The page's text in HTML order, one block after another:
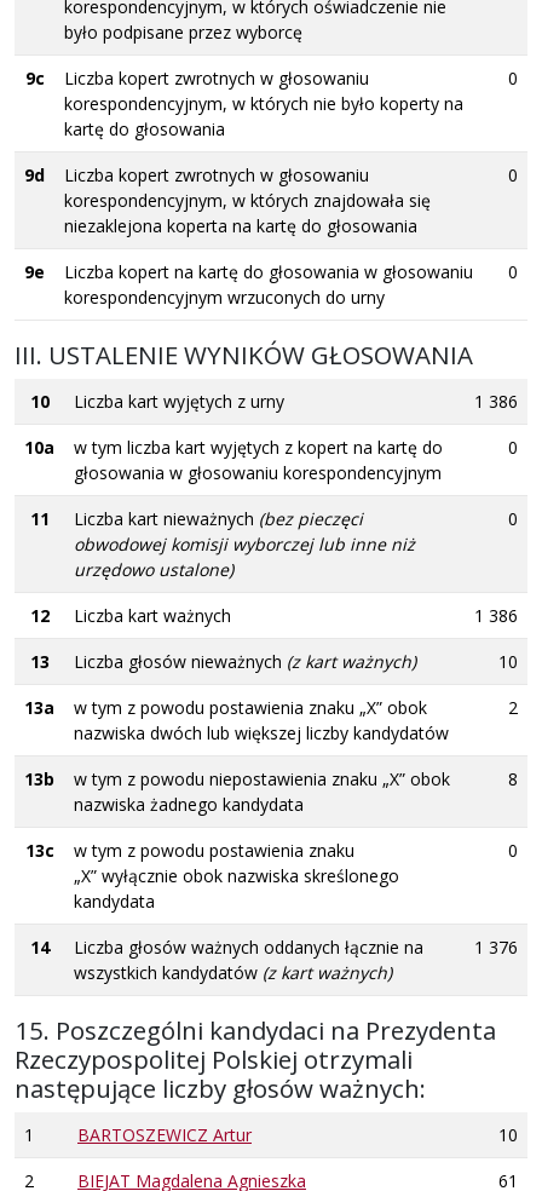
korespondencyjnym, w których oświadczenie nie
było podpisane przez wyborcę
9c
Liczba kopert zwrotnych w głosowaniu
korespondencyjnym, w których nie było koperty na
kartę do głosowania
0
9d
Liczba kopert zwrotnych w głosowaniu
korespondencyjnym, w których znajdowała się
niezaklejona koperta na kartę do głosowania
0
9e
Liczba kopert na kartę do głosowania w głosowaniu
korespondencyjnym wrzuconych do urny
0
III. USTALENIE WYNIKÓW GŁOSOWANIA
10 Liczba kart wyjętych z urny
1 386
10a
w tym liczba kart wyjętych z kopert na kartę do
głosowania w głosowaniu korespondencyjnym
0
11 Liczba kart nieważnych (bez pieczęci
obwodowej komisji wyborczej lub inne niż
urzędowo ustalone)
0
12 Liczba kart ważnych
1 386
13
Liczba głosów nieważnych (z kart ważnych)
10
13a
w tym z powodu postawienia znaku „X” obok
nazwiska dwóch lub większej liczby kandydatów
2
13b
w tym z powodu niepostawienia znaku „X” obok
nazwiska żadnego kandydata
8
13c
w tym z powodu postawienia znaku
„X” wyłącznie obok nazwiska skreślonego
kandydata
0
14
Liczba głosów ważnych oddanych łącznie na
wszystkich kandydatów (z kart ważnych)
1 376
15. Poszczególni kandydaci na Prezydenta
Rzeczypospolitej Polskiej otrzymali
następujące liczby głosów ważnych:
1 BARTOSZEWICZ Artur
10
2
BIEJAT Magdalena Agnieszka
61